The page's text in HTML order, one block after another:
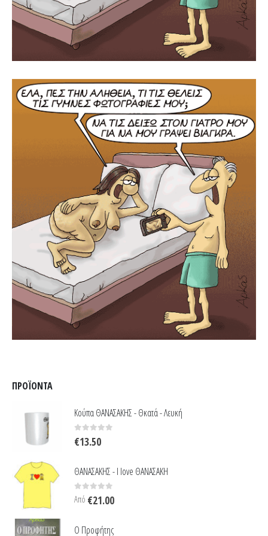
ΠΡΟΪΌΝΤΑ
Κούπα ΘΑΝΑΣΑΚΗΣ - Θκατά - Λευκή
0out of 5
€13.50
ΘΑΝΑΣΑΚΗΣ - I love ΘΑΝΑΣΑΚΗ
0 out of 5
Από €21.00
Ο Προφήτης